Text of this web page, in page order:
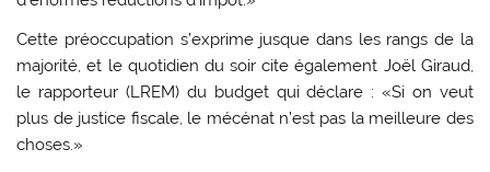
Cette préoccupation s’exprime jusque dans les rangs de la
majorité, et le quotidien du soir cite également Joël Giraud,
le rapporteur (LREM) du budget qui déclare : «Si on veut
plus de justice fiscale, le mécénat n’est pas la meilleure des
choses.»